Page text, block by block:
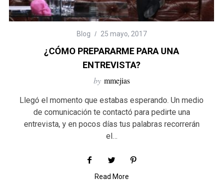
Blog 25 mayo, 2017
¿CÓMO PREPARARME PARA UNA
ENTREVISTA?
by mmejias
Llegó el momento que estabas esperando. Un medio
de comunicación te contactó para pedirte una
entrevista, y en pocos días tus palabras recorrerán
el…
Read More